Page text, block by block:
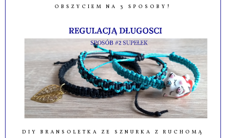
OBSZYCIEM NA 3 SPOSOBY!
DIY BRANSOLETKA ZE SZNURKA Z RUCHOMĄ